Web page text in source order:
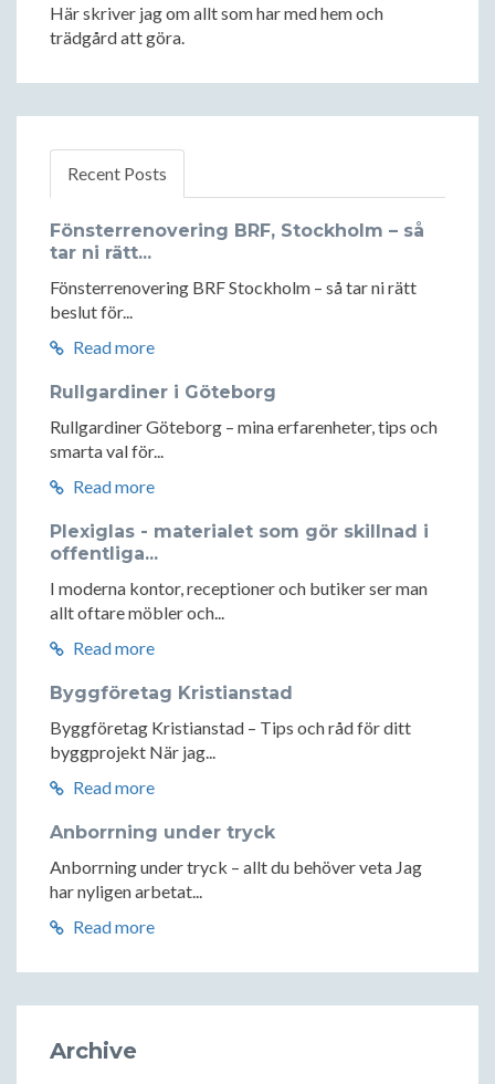
Här skriver jag om allt som har med hem och
trädgård att göra.
Recent Posts
Fönsterrenovering BRF, Stockholm – så
tar ni rätt...
Fönsterrenovering BRF Stockholm – så tar ni rätt
beslut för...
Read more
Rullgardiner i Göteborg
Rullgardiner Göteborg – mina erfarenheter, tips och
smarta val för...
Read more
Plexiglas - materialet som gör skillnad i
offentliga...
I moderna kontor, receptioner och butiker ser man
allt oftare möbler och...
Read more
Byggföretag Kristianstad
Byggföretag Kristianstad – Tips och råd för ditt
byggprojekt När jag...
Read more
Anborrning under tryck
Anborrning under tryck – allt du behöver veta Jag
har nyligen arbetat...
Read more
Archive